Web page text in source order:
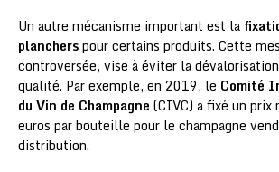
Un autre mécanisme important est la
plancherspour certains produits. Cette
controversée, vise à éviter la
qualité. Par exemple, en 2019, le Comité
du Vin de Champagne (CIVC) a fixé un
euros par bouteille pour le champagne
distribution.